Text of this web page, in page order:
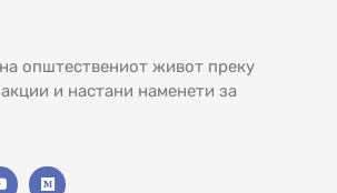
општествениот живот преку
и настани наменети за